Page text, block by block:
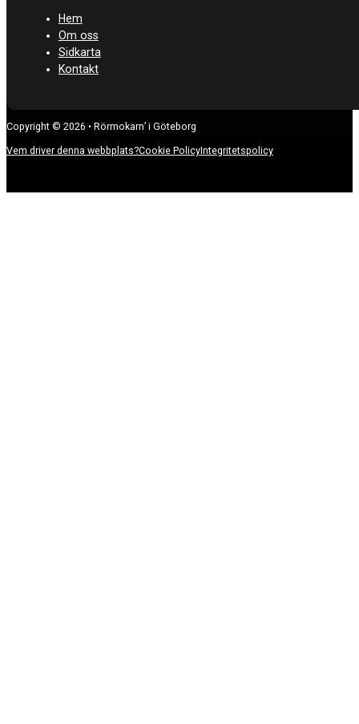
Hem
Om oss
Sidkarta
Kontakt
Copyright © 2026 • Rörmokarn’ i Göteborg
Vem driver denna webbplats?Cookie PolicyIntegritetspolicy